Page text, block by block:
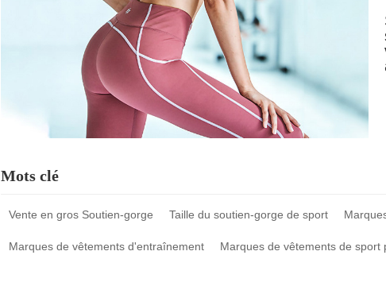
Mots clé
Vente en gros Soutien-gorge Taille du soutien-gorge de sport
Marques de vêtements d'entraînement Marques de vêtements de sport